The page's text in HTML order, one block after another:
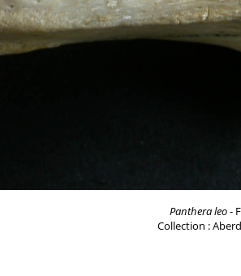
Panthera leo-
Collection :